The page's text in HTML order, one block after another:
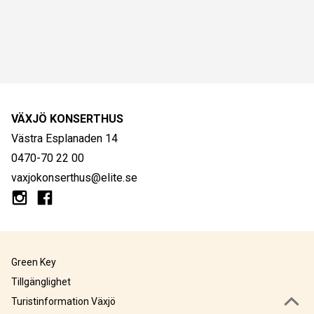
VÄXJÖ KONSERTHUS
Västra Esplanaden 14
0470-70 22 00
vaxjokonserthus@elite.se
Green Key
Tillgänglighet
Turistinformation Växjö